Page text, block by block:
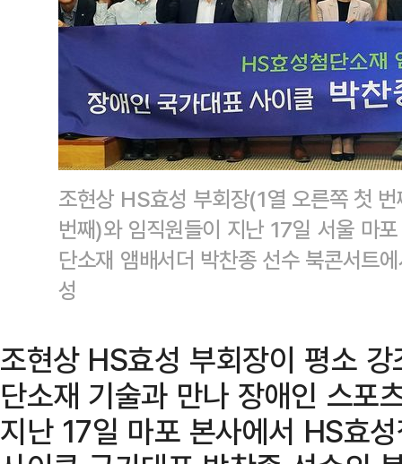
조현상 HS효성 부회장(1열 오른쪽 첫
번째)와 임직원들이 지난 17일 서울 마
단소재 앰배서더 박찬종 선수 북콘서트
성
조현상 HS효성 부회장이 평소 강
단소재 기술과 만나 장애인 스포
지난 17일 마포 본사에서 HS효